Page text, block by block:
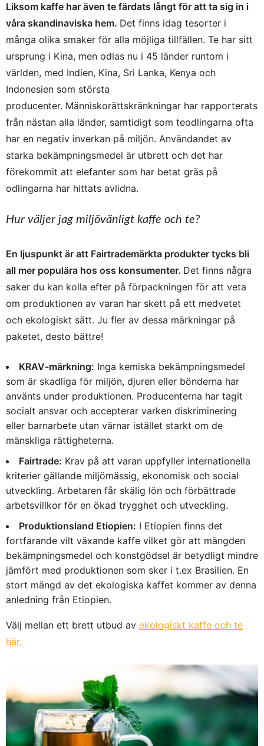
Liksom kaffe har även te färdats långt för att ta sig in i
våra skandinaviska hem. Det finns idag tesorter i
många olika smaker för alla möjliga tillfällen. Te har sitt
ursprung i Kina, men odlas nu i 45 länder runtom i
världen, med Indien, Kina, Sri Lanka, Kenya och
Indonesien som största
producenter. Människorättskränkningar har rapporterats
från nästan alla länder, samtidigt som teodlingarna ofta
har en negativ inverkan på miljön. Användandet av
starka bekämpningsmedel är utbrett och det har
förekommit att elefanter som har betat gräs på
odlingarna har hittats avlidna.
Hur väljer jag miljövänligt kaffe och te?
En ljuspunkt är att Fairtrademärkta produkter tycks bli
all mer populära hos oss konsumenter. Det finns några
saker du kan kolla efter på förpackningen för att veta
om produktionen av varan har skett på ett medvetet
och ekologiskt sätt. Ju fler av dessa märkningar på
paketet, desto bättre!
KRAV-märkning: Inga kemiska bekämpningsmedel
som är skadliga för miljön, djuren eller bönderna har
använts under produktionen. Producenterna har tagit
socialt ansvar och accepterar varken diskriminering
eller barnarbete utan värnar istället starkt om de
mänskliga rättigheterna.
Fairtrade: Krav på att varan uppfyller internationella
kriterier gällande miljömässig, ekonomisk och social
utveckling. Arbetaren får skälig lön och förbättrade
arbetsvillkor för en ökad trygghet och utveckling.
Produktionsland Etiopien: I Etiopien finns det
fortfarande vilt växande kaffe vilket gör att mängden
bekämpningsmedel och konstgödsel är betydligt mindre
jämfört med produktionen som sker i t.ex Brasilien. En
stort mängd av det ekologiska kaffet kommer av denna
anledning från Etiopien.
Välj mellan ett brett utbud av ekologiskt kaffe och te
här.